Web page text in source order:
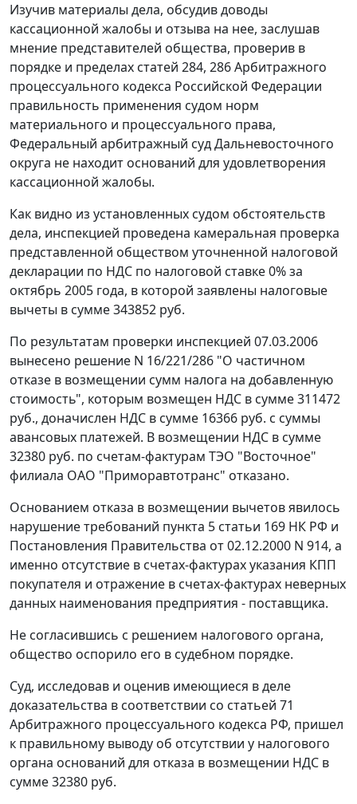
Изучив материалы дела, обсудив доводы
кассационной жалобы и отзыва на нее, заслушав
мнение представителей общества, проверив в
порядке и пределах статей 284, 286Арбитражного
процессуального кодекса Российской Федерации
правильность применения судом норм
материального и процессуального права,
Федеральный арбитражный суд Дальневосточного
округа не находит оснований для удовлетворения
кассационной жалобы.
Как видно из установленных судом обстоятельств
дела, инспекцией проведена камеральная проверка
представленной обществом уточненной налоговой
декларации по НДС по налоговой ставке 0% за
октябрь 2005 года, в которой заявлены налоговые
вычеты в сумме 343852 руб.
По результатам проверки инспекцией 07.03.2006
вынесено решение N 16/221/286 "О частичном
отказе в возмещении сумм налога на добавленную
стоимость", которым возмещен НДС в сумме 311472
руб., доначислен НДС в сумме 16366 руб. с суммы
авансовых платежей. В возмещении НДС в сумме
32380 руб. по счетам-фактурам ТЭО "Восточное"
филиала ОАО "Приморавтотранс" отказано.
Основанием отказа в возмещении вычетов явилось
нарушение требований пункта 5 статьи 169 НК РФ и
Постановления Правительства от 02.12.2000 N 914, а
именно отсутствие в счетах-фактурах указания КПП
покупателя и отражение в счетах-фактурах неверных
данных наименования предприятия - поставщика.
Не согласившись с решением налогового органа,
общество оспорило его в судебном порядке.
Суд, исследовав и оценив имеющиеся в деле
доказательства в соответствии со статьей 71
Арбитражного процессуального кодекса РФ, пришел
к правильному выводу об отсутствии у налогового
органа оснований для отказа в возмещении НДС в
сумме 32380 руб.